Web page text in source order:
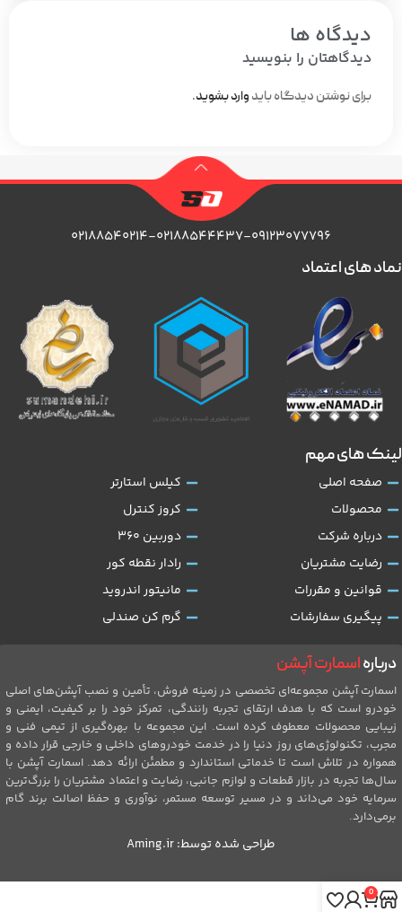
دیدگاه ها
دیدگاهتان را بنویسید
برای نوشتن دیدگاه باید وارد بشوید.
۰۲۱۸۸۵۴۰۲۱۴-۰۲۱۸۸۵۴۴۴۳۷-۰۹۱۲۳۰۷۷۷۹۶
دربارهاسمارت آپشن
اسمارت آپشن مجموعه‌ای تخصصی در زمینه فروش، تأمین و نصب آپشن‌های اصلی
خودرو است که با هدف ارتقای تجربه رانندگی، تمرکز خود را بر کیفیت، ایمنی و
زیبایی محصولات معطوف کرده است. این مجموعه با بهره‌گیری از تیمی فنی و
مجرب، تکنولوژی‌های روز دنیا را در خدمت خودروهای داخلی و خارجی قرار داده و
همواره در تلاش است تا خدماتی استاندارد و مطمئن ارائه دهد. اسمارت آپشن با
سال‌ها تجربه در بازار قطعات و لوازم جانبی، رضایت و اعتماد مشتریان را بزرگ‌ترین
سرمایه خود می‌داند و در مسیر توسعه مستمر، نوآوری و حفظ اصالت برند گام
برمی‌دارد.
لینک های مهم
صفحه اصلی
محصولات
درباره شرکت
رضایت مشتریان
قوانین و مقررات
پیگیری سفارشات
کیلس استارتر
کروز کنترل
دوربین 360
رادار نقطه کور
مانیتور اندروید
گرم کن صندلی
نماد های اعتماد
طراحی شده توسط:Aming.ir
0